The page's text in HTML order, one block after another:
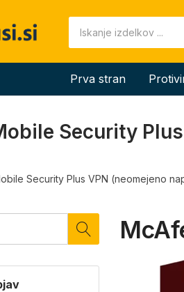
Prva stran
Security Plus
Security Plus VPN (neomejeno